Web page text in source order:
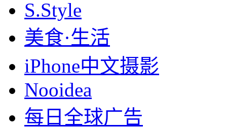
S.Style
美食·生活
iPhone中文摄影
Nooidea
每日全球广告